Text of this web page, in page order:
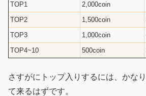
TOP1
2,000coin
TOP2
1,500coin
TOP3
1,000coin
TOP4~10
500coin
さすがにトップ入りするには、かな
て来るはずです。